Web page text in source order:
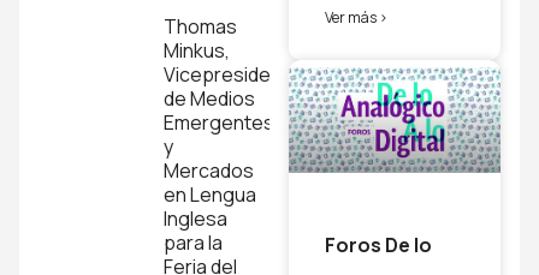
Thomas
Minkus,
Vicepresidente
de Medios
Emergentes
y
Mercados
en Lengua
Inglesa
para la
Feria del
Ver más >
Foros De lo